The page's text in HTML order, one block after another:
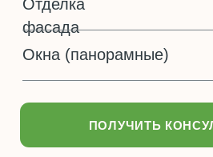
ПЛАНИРОВКА